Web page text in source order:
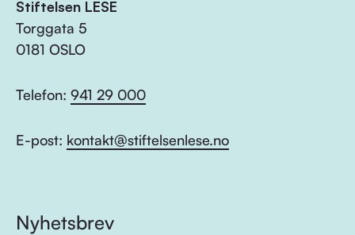
Stiftelsen LESE
Torggata 5
0181 OSLO
Telefon: 941 29 000
E-post: kontakt@stiftelsenlese.no
Nyhetsbrev